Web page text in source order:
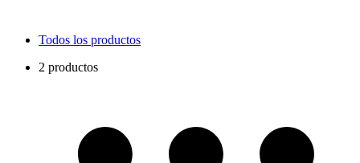
Todos los productos
2 productos